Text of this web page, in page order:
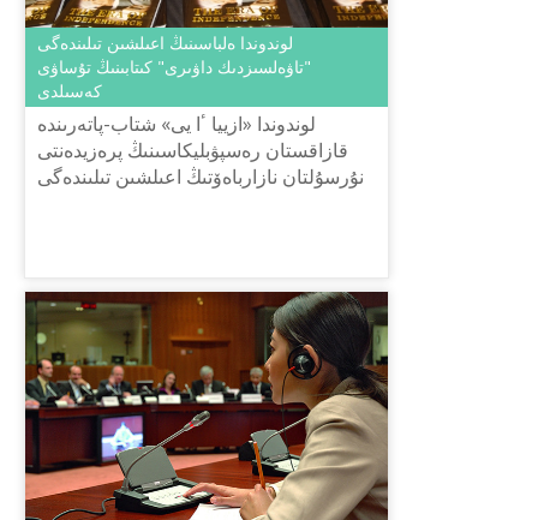
لوندوندا ەلباسىنىڭ اعىلشىن تىلىندەگى
"تاۋەلسىزدىك داۋىرى" كىتابىنىڭ تۇساۋى
كەسىلدى
لوندوندا «ازييا ٴا يى» شتاب-پاتەرىندە
قازاقستان رەسپۋبليكاسىنىڭ پرەزيدەنتى
نۇرسۇلتان نازارباەۆتىڭ اعىلشىن تىلىندەگى